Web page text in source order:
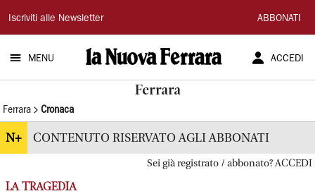
La
Nuova
Ferrara
Iscriviti alle Newsletter ABBONATI
MENU ACCEDI
Ferrara
Ferrara Cronaca
N+ CONTENUTO RISERVATO AGLI ABBONATI
Sei già registrato / abbonato? ACCEDI
LA TRAGEDIA